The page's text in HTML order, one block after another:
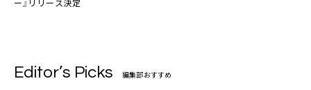
Editor’s Picks 編集部おすすめ